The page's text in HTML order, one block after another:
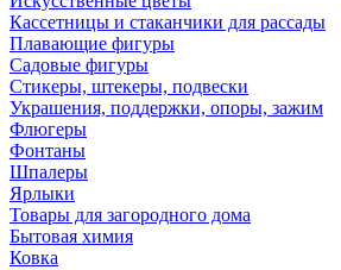
Кассетницы и стаканчики для рассады
Плавающие фигуры
Садовые фигуры
Стикеры, штекеры, подвески
Украшения, поддержки, опоры, зажим
Флюгеры
Фонтаны
Шпалеры
Ярлыки
Товары для загородного дома
Бытовая химия
Ковка